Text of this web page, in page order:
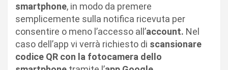
smartphone, in modo da premere
semplicemente sulla notifica ricevuta per
consentire o meno l’accesso all’account. Nel
caso dell’app vi verrà richiesto di scansionare
codice QR con la fotocamera dello